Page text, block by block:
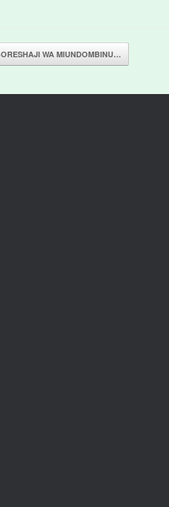
WA MIUNDOMBINU…